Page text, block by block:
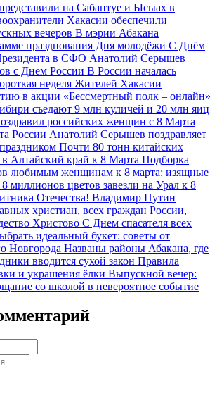
на Сабантуе и Ысыах в
Хакасии обеспечили
вечеров В мэрии Абакана
празднования Дня молодёжи С Днём
в СФО Анатолий Серышев
с Днем России В России началась
неделя Жителей Хакасии
в акции «Бессмертный полк – онлайн»
съедают 9 млн куличей и 20 млн яиц
российских женщин с 8 Марта
России Анатолий Серышев поздравляет
Почти 80 тонн китайских
в Алтайский край к 8 Марта Подборка
любимым женщинам к 8 марта: изящные
8 миллионов цветов завезли на Урал к 8
Отечества! Владимир Путин
христиан, всех граждан России,
Христово С Днем спасателя всех
идеальный букет: советы от
Новгорода Названы районы Абакана, где
вводится сухой закон Правила
и украшения ёлки Выпускной вечер:
со школой в невероятное событие